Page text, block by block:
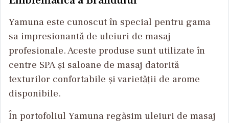
Yamuna este cunoscut în special pentru gama
sa impresionantă de uleiuri de masaj
profesionale. Aceste produse sunt utilizate în
centre SPA și saloane de masaj datorită
texturilor confortabile și varietății de arome
disponibile.
În portofoliul Yamuna regăsim uleiuri de masaj